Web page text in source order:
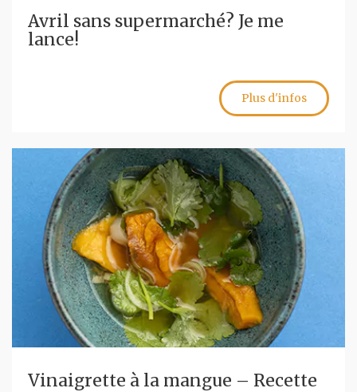
Avril sans supermarché? Je me
lance!
Plus d'infos
Vinaigrette à la mangue – Recette